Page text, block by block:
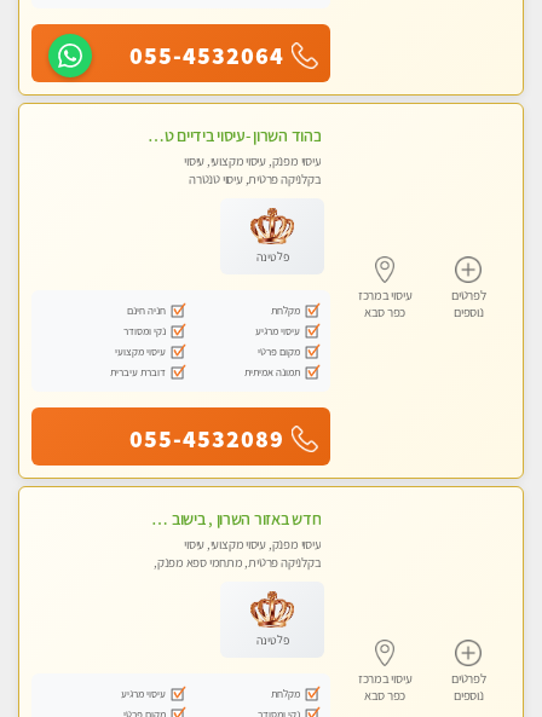
055-4532064
לפרטים
נוספים
עיסוי במרכז
כפר סבא
בהוד השרון -עיסוי בידיים טובות עם מעסה בעלת ניסיון רב בתחום.
עיסוי מפנק, עיסוי מקצועי, עיסוי
בקלניקה פרטית, עיסוי טנטרה
פלטינה
מקלחת
חניה חינם
עיסוי מרגיע
נקי ומסודר
מקום פרטי
עיסוי מקצועי
תמונה אמיתית
דוברת עיברית
055-4532089
לפרטים
נוספים
עיסוי במרכז
כפר סבא
חדש באזור השרון , בישוב ניצני עוז ! נבחרת מטפלות ומטפלים -טלגרם @e_itan
עיסוי מפנק, עיסוי מקצועי, עיסוי
בקלניקה פרטית, מתחמי ספא מפנק,
פלטינה
מקלחת
עיסוי מרגיע
נקי ומסודר
מקום פרטי